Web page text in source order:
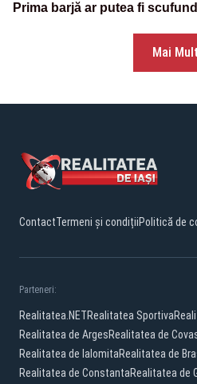
Prima barjă ar putea fi
Mai
ContactTermeni și condițiiPolitică de
Parteneri:
Realitatea.NETRealitatea Sportiva
Realitatea de ArgesRealitatea de
Realitatea de IalomitaRealitatea de
Realitatea de ConstantaRealitatea de